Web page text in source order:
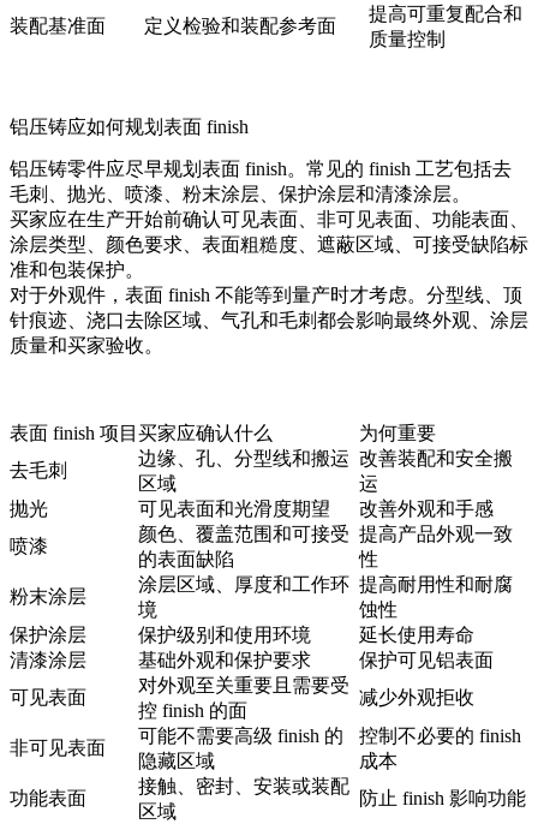
装配基准面 定义检验和装配参考面
提高可重复配合和
质量控制
铝压铸应如何规划表面 finish
铝压铸零件应尽早规划表面 finish。常见的 finish 工艺包括去
毛刺、抛光、喷漆、粉末涂层、保护涂层和清漆涂层。
买家应在生产开始前确认可见表面、非可见表面、功能表面、
涂层类型、颜色要求、表面粗糙度、遮蔽区域、可接受缺陷标
准和包装保护。
对于外观件，表面 finish 不能等到量产时才考虑。分型线、顶
针痕迹、浇口去除区域、气孔和毛刺都会影响最终外观、涂层
质量和买家验收。
表面 finish 项目 买家应确认什么
为何重要
去毛刺
边缘、孔、分型线和搬运
区域
改善装配和安全搬
运
抛光
可见表面和光滑度期望
改善外观和手感
喷漆
颜色、覆盖范围和可接受
的表面缺陷
提高产品外观一致
性
粉末涂层
涂层区域、厚度和工作环
境
提高耐用性和耐腐
蚀性
保护涂层
保护级别和使用环境
延长使用寿命
清漆涂层
基础外观和保护要求
保护可见铝表面
可见表面
对外观至关重要且需要受
控 finish 的面
减少外观拒收
非可见表面
可能不需要高级 finish 的
隐藏区域
控制不必要的 finish
成本
功能表面
接触、密封、安装或装配
区域
防止 finish 影响功能